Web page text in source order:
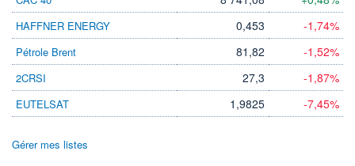
ÉLIGIBILITÉ
Non éligible
Boursobank
+ LISTE
HAFFNER ENERGY 0,453 -1,74%
Pétrole Brent 81,82 -1,52%
2CRSI 27,3 -1,87%
EUTELSAT 1,9825 -7,45%
Gérer mes listes